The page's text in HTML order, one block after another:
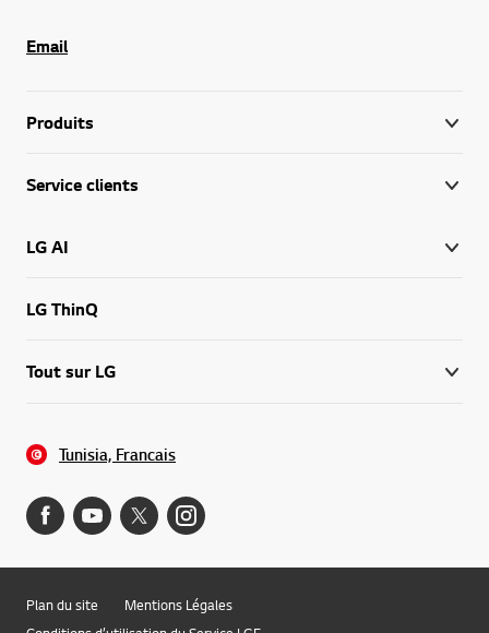
Email
Produits
Service clients
LG AI
LG ThinQ
Tout sur LG
Tunisia, Francais
Plan du site
Mentions Légales